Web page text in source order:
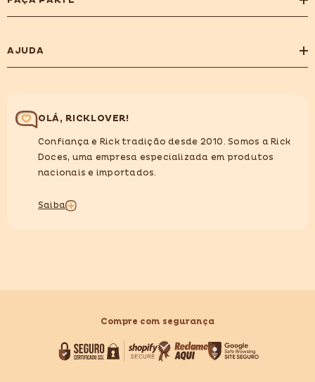
AJUDA
OLÁ, RICKLOVER!
Confiança e Rick tradição desde 2010. Somos a Rick
Doces, uma empresa especializada em produtos
nacionais e importados.
Saiba
Compre com segurança